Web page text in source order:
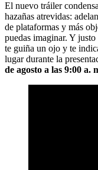
El nuevo tráiler
hazañas atrevidas:
de plataformas y más
puedas imaginar. Y
te guiña un ojo y te
lugar durante la
de agosto a las 9:00 a.